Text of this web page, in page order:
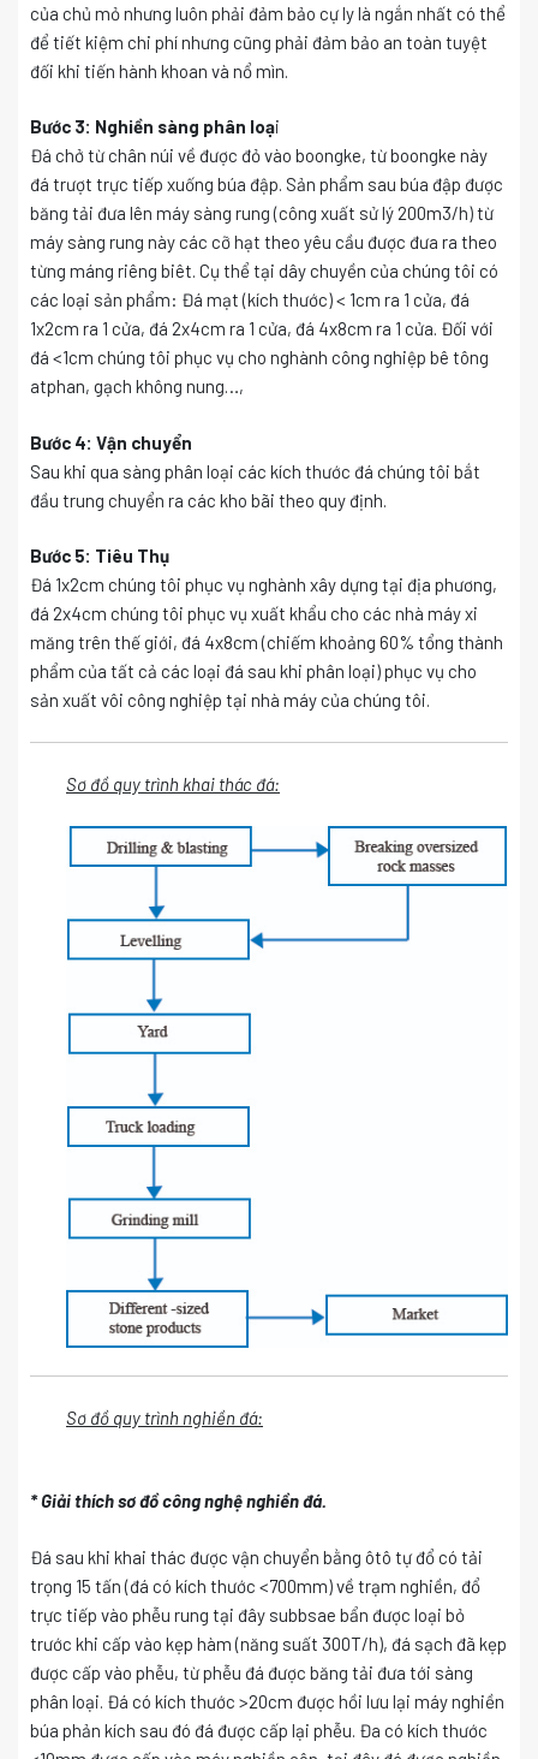
của chủ mỏ nhưng luôn phải đảm bảo cự ly là ngắn nhất có thể
để tiết kiệm chi phí nhưng cũng phải đảm bảo an toàn tuyệt
đối khi tiến hành khoan và nổ mìn.
Bước 3: Nghiền sàng phân loại
Đá chở từ chân núi về được đỏ vào boongke, từ boongke này
đá trượt trực tiếp xuống búa đập. Sản phẩm sau búa đập được
băng tải đưa lên máy sàng rung (công xuất sử lý 200m3/h) từ
máy sàng rung này các cỡ hạt theo yêu cầu được đưa ra theo
từng máng riêng biêt. Cụ thể tại dây chuyền của chúng tôi có
các loại sản phẩm: Đá mạt (kích thước) < 1cm ra 1 cửa, đá
1x2cm ra 1 cửa, đá 2x4cm ra 1 cửa, đá 4x8cm ra 1 cửa. Đối với
đá <1cm chúng tôi phục vụ cho nghành công nghiệp bê tông
atphan, gạch không nung…,
Bước 4: Vận chuyển
Sau khi qua sàng phân loại các kích thước đá chúng tôi bắt
đầu trung chuyển ra các kho bãi theo quy định.
Bước 5: Tiêu Thụ
Đá 1x2cm chúng tôi phục vụ nghành xây dựng tại địa phương,
đá 2x4cm chúng tôi phục vụ xuất khẩu cho các nhà máy xi
măng trên thế giới, đá 4x8cm (chiếm khoảng 60% tổng thành
phẩm của tất cả các loại đá sau khi phân loại) phục vụ cho
sản xuất vôi công nghiệp tại nhà máy của chúng tôi.
Sơ đồ quy trình khai thác đá:
Sơ đồ quy trình nghiền đá:
* Giải thích sơ đồ công nghệ nghiền đá.
Đá sau khi khai thác được vận chuyển bằng ôtô tự đổ có tải
trọng 15 tấn (đá có kích thước <700mm) về trạm nghiền, đổ
trực tiếp vào phễu rung tại đây subbsae bẩn được loại bỏ
trước khi cấp vào kẹp hàm (năng suất 300T/h), đá sạch đã kẹp
được cấp vào phễu, từ phễu đá được băng tải đưa tới sàng
phân loại. Đá có kích thước >20cm được hồi lưu lại máy nghiền
búa phản kích sau đó đá được cấp lại phễu. Đa có kích thước